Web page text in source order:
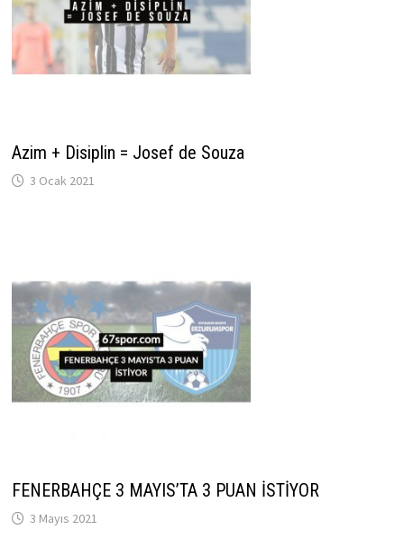
Azim + Disiplin = Josef de Souza
3 Ocak 2021
FENERBAHÇE 3 MAYIS’TA 3 PUAN İSTİYOR
3 Mayıs 2021